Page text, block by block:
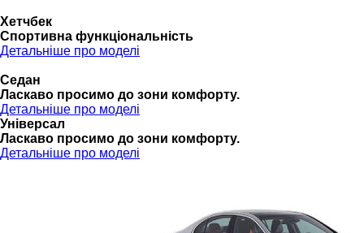
Хетчбек
Спортивна функціональність
Детальніше про моделі
Седан
Ласкаво просимо до зони комфорту.
Детальніше про моделі
Універсал
Ласкаво просимо до зони комфорту.
Детальніше про моделі